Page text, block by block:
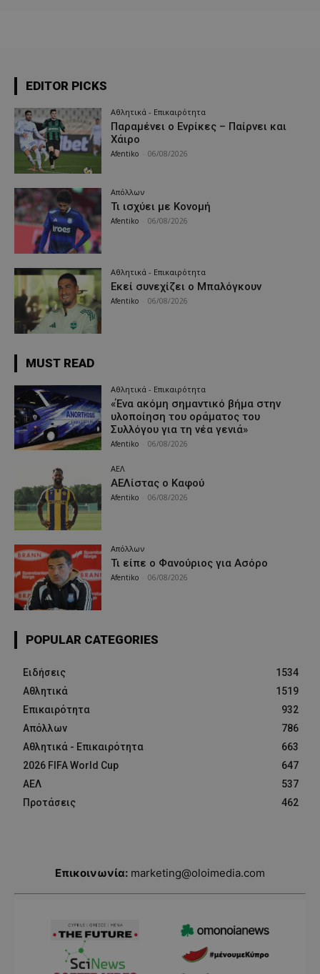
EDITOR PICKS
Αθλητικά - Επικαιρότητα
Παραμένει ο Ενρίκες – Παίρνει και
Χάιρο
Afentiko 06/08/2026
Απόλλων
Τι ισχύει με Κονομή
Afentiko 06/08/2026
Αθλητικά - Επικαιρότητα
Εκεί συνεχίζει ο Μπαλόγκουν
Afentiko 06/08/2026
MUST READ
Αθλητικά - Επικαιρότητα
«Ένα ακόμη σημαντικό βήμα στην
υλοποίηση του οράματος του
Συλλόγου για τη νέα γενιά»
Afentiko 06/08/2026
ΑΕΛ
ΑΕΛίστας ο Καφού
Afentiko 06/08/2026
Απόλλων
Τι είπε ο Φανούριος για Ασόρο
Afentiko 06/08/2026
POPULAR CATEGORIES
Ειδήσεις
1534
Αθλητικά
1519
Επικαιρότητα
932
Απόλλων
786
Αθλητικά - Επικαιρότητα
663
2026 FIFA World Cup
647
ΑΕΛ
537
Προτάσεις
462
Επικοινωνία: marketing@oloimedia.com